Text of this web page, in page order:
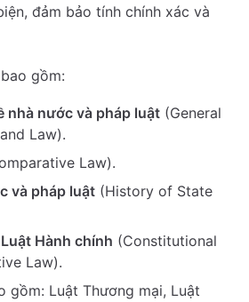
đảm bảo tính chính xác và
gồm:
nhà nước và pháp luật (General
Law).
Law).
và pháp luật (History of State
Hành chính (Constitutional
Law).
gồm: Luật Thương mại, Luật